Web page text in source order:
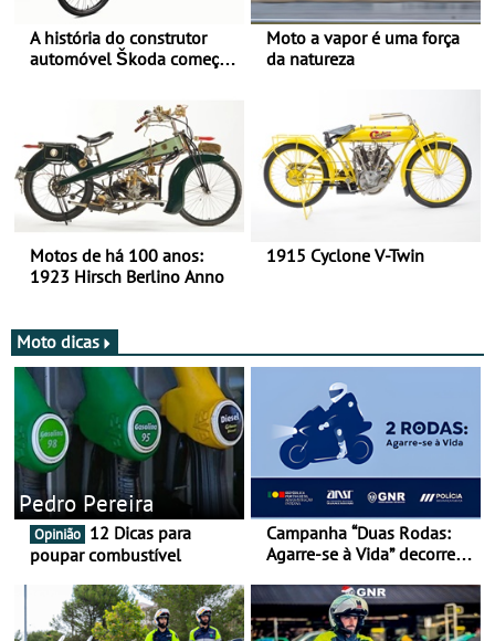
A história do construtor
automóvel Škoda começou
Moto a vapor é uma força
da natureza
Motos de há 100 anos:
1923 Hirsch Berlino Anno
1915 Cyclone V-Twin
Moto dicas
Pedro Pereira
Opinião
poupar combustível
Campanha “Duas Rodas:
Agarre-se à Vida” decorre